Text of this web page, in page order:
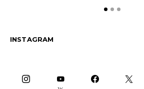
INSTAGRAM